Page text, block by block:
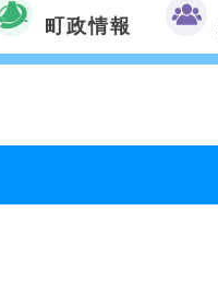
町政情報